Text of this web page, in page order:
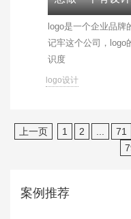
​logo是一个企业品牌
记牢这个公司，logo
识度
logo设计
上一页 1 2 71
案例推荐